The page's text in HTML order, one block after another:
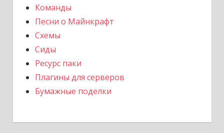
Команды
Песни о Майнкрафт
Схемы
Сиды
Ресурс паки
Плагины для серверов
Бумажные поделки